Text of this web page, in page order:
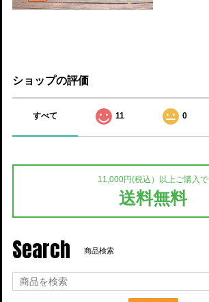
ショップの評価
すべて 11 0
11,000円(税込）以上ご購入で
送料無料
Search 商品検索